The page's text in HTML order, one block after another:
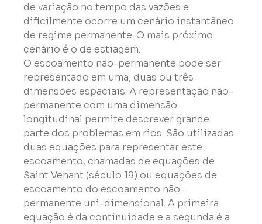
de variação no tempo das vazões e
dificilmente ocorre um cenário instantâneo
de regime permanente. O mais próximo
cenário é o de estiagem.
O escoamento não-permanente pode ser
representado em uma, duas ou três
dimensões espaciais. A representação não-
permanente com uma dimensão
longitudinal permite descrever grande
parte dos problemas em rios. São utilizadas
duas equações para representar este
escoamento, chamadas de equações de
Saint Venant (século 19) ou equações de
escoamento do escoamento não-
permanente uni-dimensional. A primeira
equação é da continuidade e a segunda é a